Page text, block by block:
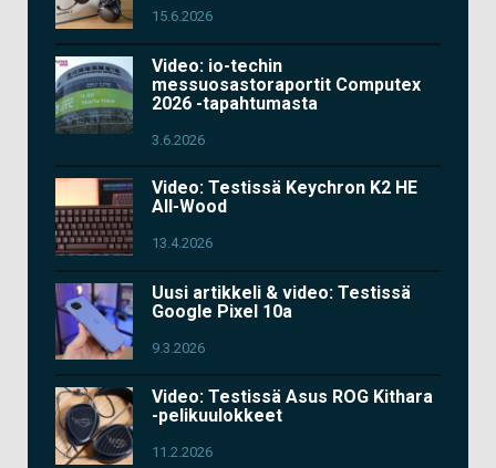
15.6.2026
Video: io-techin
messuosastoraportit Computex
2026 -tapahtumasta
3.6.2026
Video: Testissä Keychron K2 HE
All-Wood
13.4.2026
Uusi artikkeli & video: Testissä
Google Pixel 10a
9.3.2026
Video: Testissä Asus ROG Kithara
-pelikuulokkeet
11.2.2026